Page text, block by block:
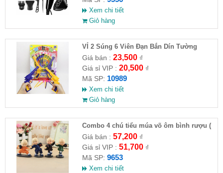
Xem chi tiết
Giỏ hàng
VỈ 2 Súng 6 Viên Đạn Bắn Dín Tường
Giá bán : 23,500₫
Giá sỉ VIP : 20,500₫
Mã SP: 10989
Xem chi tiết
Giỏ hàng
Combo 4 chú tiểu múa võ ôm bình rượu (
HĐ )
Giá bán : 57,200₫
Giá sỉ VIP : 51,700₫
Mã SP: 9653
Xem chi tiết